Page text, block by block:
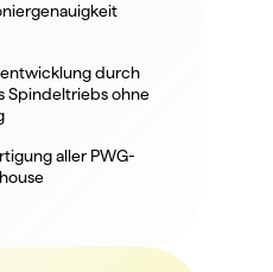
durch
Spindeltriebs ohne
aller PWG-